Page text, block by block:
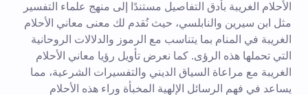
الأحلام الغريبة بأدق التفاصيل مستندًا إلى منهج علماء التفسير
مثل ابن سيرين والنابلسي، حيث نُقدم لك معنى معاني الأحلام
الغريبة في المنام بما يتناسب مع الرموز والدلالات الروحانية
التي تحملها هذه الرؤى. كما نعرض تأويل رؤيا معاني الأحلام
الغريبة مع مراعاة السياق الديني والتفسيرات الشرعية، مما
يساعد في فهم الرسائل الإلهية المخبأة وراء هذه الأحلام